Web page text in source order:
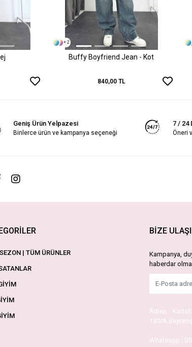
+ 2
Buffy Boyfriend Jean - Kot
840,00 TL
Geniş Ürün Yelpazesi
Binlerce ürün ve kampanya seçeneği
7 / 24
Öneri
| TÜM ÜRÜNLER
BİZE
Kampanya,
haberdar
Adres :
130/A
Whatsapp :